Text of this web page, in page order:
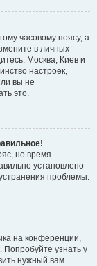
часовому поясу, а
в личных
Москва, Киев и
настроек,
вы не
это.
но время
установлено
проблемы.
на конференции,
узнать у
нужный вам